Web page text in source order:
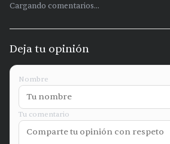
Cargando comentarios...
Deja tu opinión
Nombre
Tu comentario